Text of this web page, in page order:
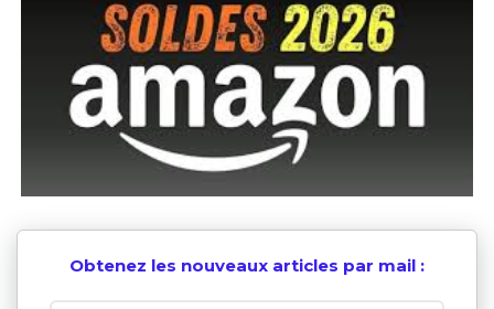
Obtenez les nouveaux articles par mail :